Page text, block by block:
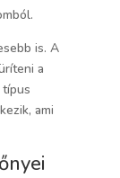
is. A
a
ami